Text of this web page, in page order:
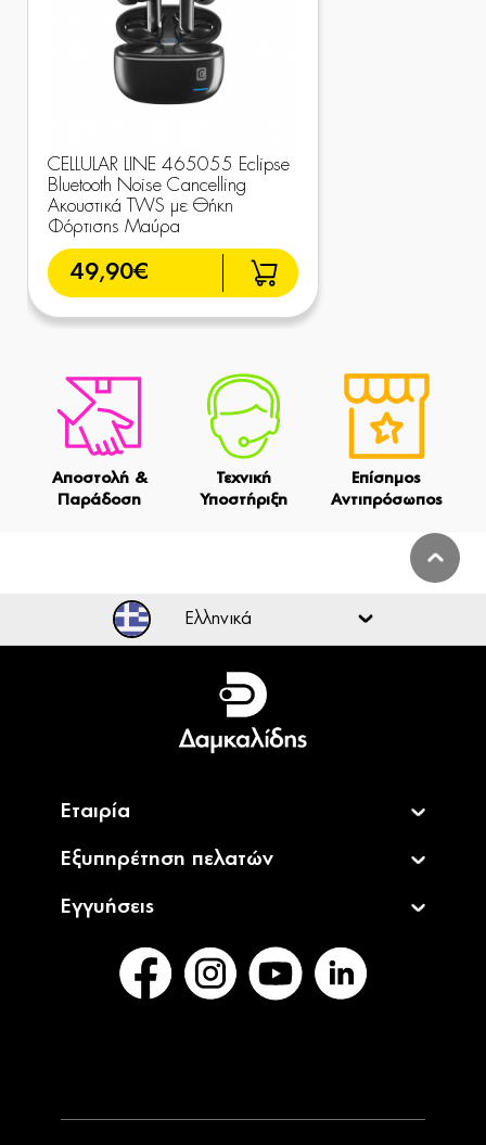
CELLULAR LINE 465055 Eclipse
Bluetooth Noise Cancelling
Ακουστικά TWS με Θήκη
Φόρτισης Μαύρα
49,90€
Αποστολή &
Παράδοση
Τεχνική
Υποστήριξη
Επίσημος
Αντιπρόσωπος
Ελληνικά
Ελληνικά
English
Εταιρία
Εξυπηρέτηση πελατών
Εγγυήσεις